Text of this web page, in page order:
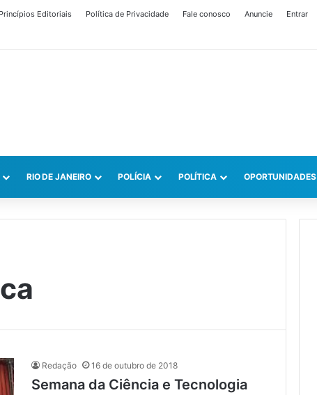
Princípios Editoriais Política de Privacidade Fale conosco Anuncie Entrar
RIO DE JANEIRO POLÍCIA POLÍTICA OPORTUNIDADES
Redação 16 de outubro de 2018
Semana da Ciência e Tecnologia